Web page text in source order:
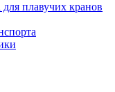
плавучих кранов